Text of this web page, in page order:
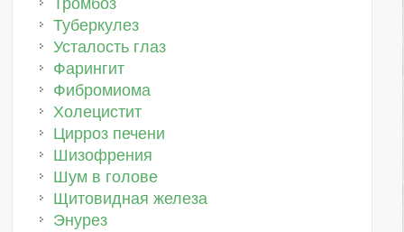
Тромбоз
Туберкулез
Усталость глаз
Фарингит
Фибромиома
Холецистит
Цирроз печени
Шизофрения
Шум в голове
Щитовидная железа
Энурез